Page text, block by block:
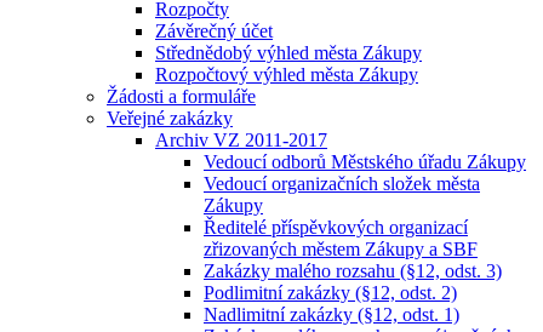
Rozpočty
Závěrečný účet
Střednědobý výhled města Zákupy
Rozpočtový výhled města Zákupy
Žádosti a formuláře
Veřejné zakázky
Archiv VZ 2011-2017
Vedoucí odborů Městského úřadu Zákupy
Vedoucí organizačních složek města
Zákupy
Ředitelé příspěvkových organizací
zřizovaných městem Zákupy a SBF
Zakázky malého rozsahu (§12, odst. 3)
Podlimitní zakázky (§12, odst. 2)
Nadlimitní zakázky (§12, odst. 1)